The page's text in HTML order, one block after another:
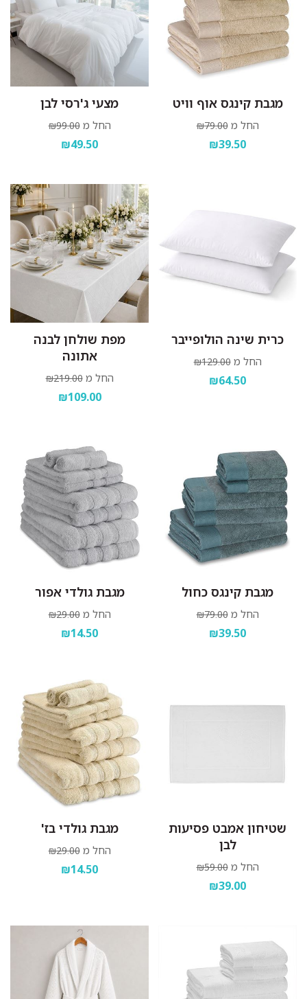
מגבת קינגס אוף וויט
החל מ ₪79.00
₪39.50
מצעי ג'רסי לבן
החל מ ₪99.00
₪49.50
כרית שינה הולופייבר
החל מ ₪129.00
₪64.50
מפת שולחן לבנה
אתונה
החל מ ₪219.00
₪109.00
מגבת קינגס כחול
החל מ ₪79.00
₪39.50
מגבת גולדי אפור
החל מ ₪29.00
₪14.50
שטיחון אמבט פסיעות
לבן
החל מ ₪59.00
₪39.00
מגבת גולדי בז'
החל מ ₪29.00
₪14.50